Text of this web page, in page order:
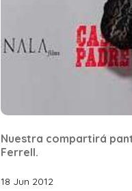
Nuestra compartirá
Ferrell.
18 Jun 2012